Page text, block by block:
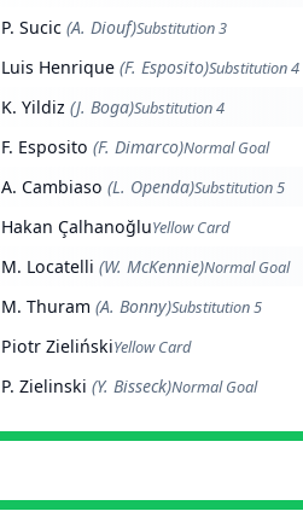
P. Sucic (A. Diouf)Substitution 3
Luis Henrique (F. Esposito)Substitution 4
K. Yildiz (J. Boga)Substitution 4
F. Esposito (F. Dimarco)Normal Goal
A. Cambiaso (L. Openda)Substitution 5
Hakan ÇalhanoğluYellow Card
M. Locatelli (W. McKennie)Normal Goal
M. Thuram (A. Bonny)Substitution 5
Piotr ZielińskiYellow Card
P. Zielinski (Y. Bisseck)Normal Goal